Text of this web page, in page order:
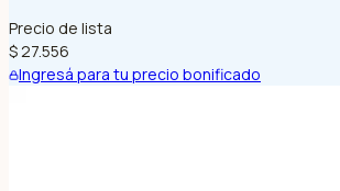
Precio de lista
$ 27.556
Ingresá para tu precio bonificado